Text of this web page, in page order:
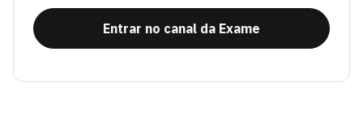
Entrar no canal da Exame